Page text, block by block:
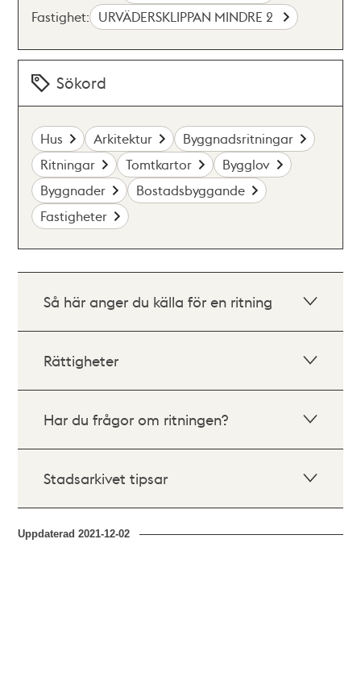
Fastighet: URVÄDERSKLIPPAN MINDRE 2
Sökord
Hus Arkitektur
Byggnadsritningar
Ritningar
Tomtkartor
Bygglov
Byggnader
Bostadsbyggande
Fastigheter
Så här anger du källa för en ritning
Rättigheter
Har du frågor om ritningen?
Stadsarkivet tipsar
Uppdaterad2021-12-02